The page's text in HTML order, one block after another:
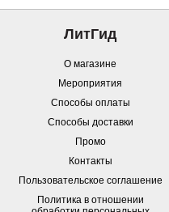
ЛитГид
О магазине
Мероприятия
Способы оплаты
Способы доставки
Промо
Контакты
Пользовательское соглашение
Политика в отношении